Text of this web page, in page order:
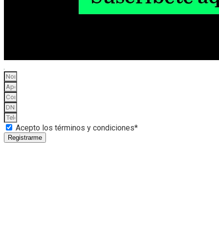
Acepto los términos y condiciones*
Registrarme